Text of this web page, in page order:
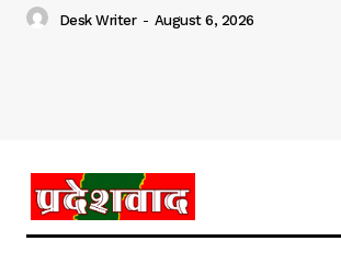
Desk Writer - August 6, 2026